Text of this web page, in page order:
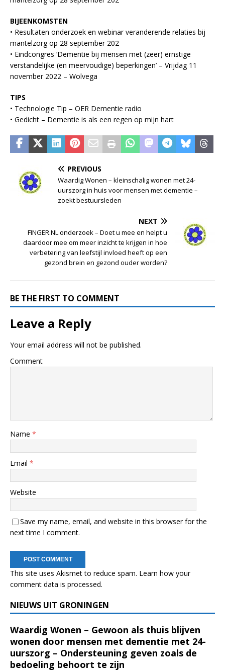
BIJEENKOMSTEN
• Resultaten onderzoek en webinar veranderende relaties bij
mantelzorg op 28 september 202
• Eindcongres ‘Dementie bij mensen met (zeer) ernstige
verstandelijke (en meervoudige) beperkingen’ – Vrijdag 11
november 2022 – Wolvega
TIPS
• Technologie Tip – OER Dementie radio
• Gedicht – Dementie is als een regen op mijn hart
PREVIOUS
Waardig Wonen – kleinschalig wonen met 24-
uurszorg in huis voor mensen met dementie –
zoekt bestuursleden
NEXT
FINGER.NL onderzoek – Doet u mee en helpt u
daardoor mee om meer inzicht te krijgen in hoe
verbetering van leefstijl invloed heeft op een
gezond brein en gezond ouder worden?
BE THE FIRST TO COMMENT
Leave a Reply
Your email address will not be published.
Comment
Name *
Email *
Website
Save my name, email, and website in this browser for the
next time I comment.
This site uses Akismet to reduce spam. Learn how your
comment data is processed.
NIEUWS UIT GRONINGEN
Waardig Wonen – Gewoon als thuis blijven
wonen door mensen met dementie met 24-
uurszorg – Ondersteuning geven zoals de
bedoeling behoort te zijn